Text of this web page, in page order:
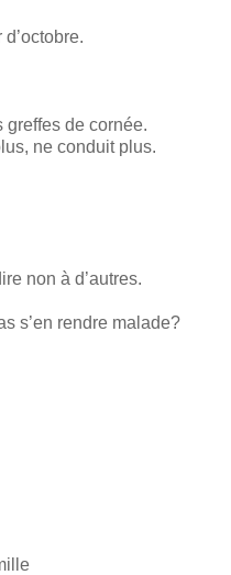
greffes de cornée.
ne conduit plus.
non à d’autres.
s’en rendre malade?